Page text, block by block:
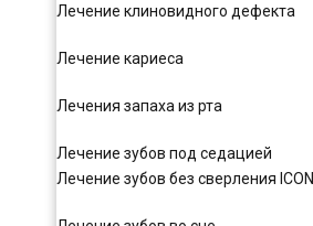
Лечение клиновидного дефекта
Лечение кариеса
Лечения запаха из рта
Лечение зубов под седацией
Лечение зубов без сверления ICON